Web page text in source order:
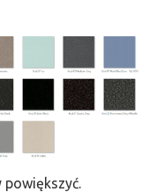
powiększyć.